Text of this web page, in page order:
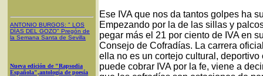
ANTONIO BURGOS: " LOS
DÍAS DEL GOZO" Pregón de
la Semana Santa de Sevilla
Nueva edición de "Rapsodia
Española",antología de poesía
Ese IVA que nos da tantos golpes ha
Empezando por la de las sillas y
pegar más el 21 por ciento de IVA en
Consejo de Cofradías. La carrera
ella no es un cortejo cultural,
puede cobrar IVA por la fe, viene a